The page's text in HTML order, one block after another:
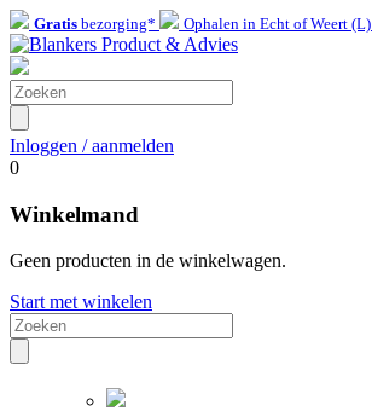
Gratis bezorging* Ophalen in Echt of Weert (L)
Inloggen / aanmelden
0
Winkelmand
Geen producten in de winkelwagen.
Start met winkelen